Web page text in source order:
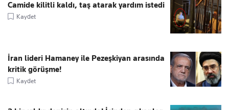
Camide kilitli kaldı, taş atarak yardım istedi
Kaydet
İran lideri Hamaney ile Pezeşkiyan arasında
kritik görüşme!
Kaydet